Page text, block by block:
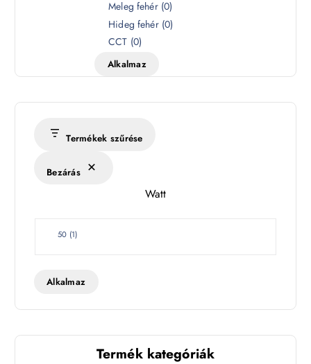
é
s
k
Meleg fehér (0)
Hideg fehér (0)
CCT (0)
Alkalmaz
Termékek szűrése
Bezárás
Watt
W
t
50 (1)
Alkalmaz
Termék kategóriák